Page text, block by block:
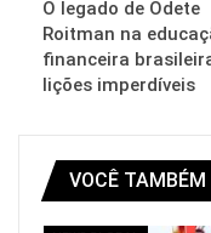
O legado de Odete
Roitman na
financeira
lições imperdíveis
VOCÊ TAMBÉM